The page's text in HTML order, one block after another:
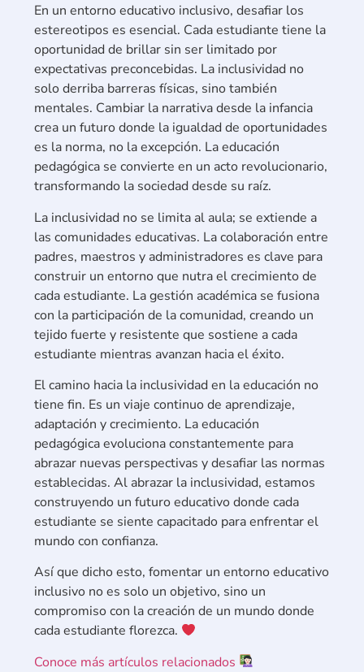
En un entorno educativo inclusivo, desafiar los
estereotipos es esencial. Cada estudiante tiene la
oportunidad de brillar sin ser limitado por
expectativas preconcebidas. La inclusividad no
solo derriba barreras físicas, sino también
mentales. Cambiar la narrativa desde la infancia
crea un futuro donde la igualdad de oportunidades
es la norma, no la excepción. La educación
pedagógica se convierte en un acto revolucionario,
transformando la sociedad desde su raíz.
La inclusividad no se limita al aula; se extiende a
las comunidades educativas. La colaboración entre
padres, maestros y administradores es clave para
construir un entorno que nutra el crecimiento de
cada estudiante. La gestión académica se fusiona
con la participación de la comunidad, creando un
tejido fuerte y resistente que sostiene a cada
estudiante mientras avanzan hacia el éxito.
El camino hacia la inclusividad en la educación no
tiene fin. Es un viaje continuo de aprendizaje,
adaptación y crecimiento. La educación
pedagógica evoluciona constantemente para
abrazar nuevas perspectivas y desafiar las normas
establecidas. Al abrazar la inclusividad, estamos
construyendo un futuro educativo donde cada
estudiante se siente capacitado para enfrentar el
mundo con confianza.
Así que dicho esto, fomentar un entorno educativo
inclusivo no es solo un objetivo, sino un
compromiso con la creación de un mundo donde
cada estudiante florezca.
Conoce más artículos relacionados